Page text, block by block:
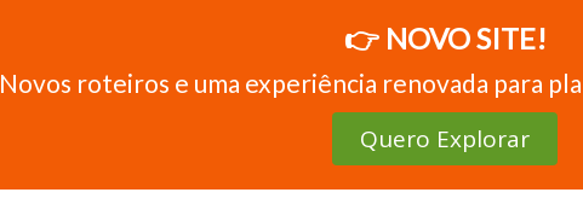
👉 NOVO SITE!
Novos roteiros e uma experiência renovada para
Quero Explorar